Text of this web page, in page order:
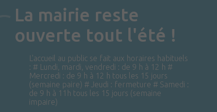
La mairie reste
ouverte tout l'été !
L'accueil au public se fait aux horaires habituels
: # Lundi, mardi, vendredi : de 9 h à 12 h #
Mercredi : de 9 h à 12 h tous les 15 jours
(semaine paire) # Jeudi : fermeture # Samedi :
de 9 h à 11h tous les 15 jours (semaine
impaire)